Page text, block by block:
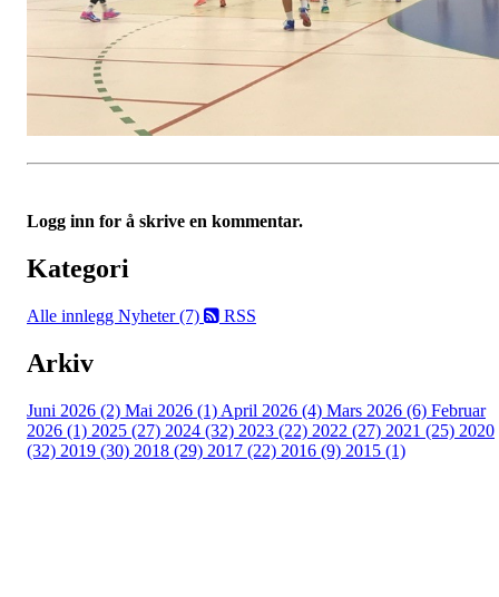
Logg inn for å skrive en kommentar.
Kategori
Alle innlegg Nyheter (7) RSS
Arkiv
Juni 2026 (2) Mai 2026 (1) April 2026 (4) Mars 2026 (6) Februar
2026 (1) 2025 (27) 2024 (32) 2023 (22) 2022 (27) 2021 (25) 2020
(32) 2019 (30) 2018 (29) 2017 (22) 2016 (9) 2015 (1)